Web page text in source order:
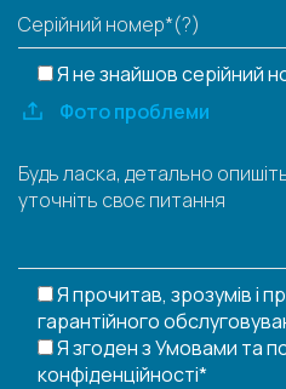
Я не знайшов серійний
Фото проблеми
Я прочитав, зрозумів і
гарантійного
Я згоден з Умовами та
конфіденційності*